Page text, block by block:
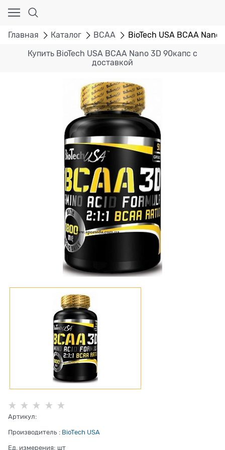
Главная Каталог BCAA BioTech USA BCAA Nano
Купить BioTech USA BCAA Nano 3D 90капс с
доставкой
Артикул:
Производитель : BioTech USA
Ед. измерения: шт